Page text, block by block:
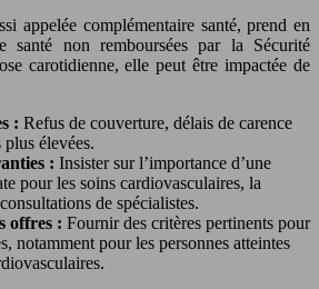
appelée complémentaire santé, prend en
santé non remboursées par la Sécurité
carotidienne, elle peut être impactée de
: Refus de couverture, délais de carence
élevées.
: Insister sur l’importance d’une
pour les soins cardiovasculaires, la
de spécialistes.
offres : Fournir des critères pertinents pour
notamment pour les personnes atteintes